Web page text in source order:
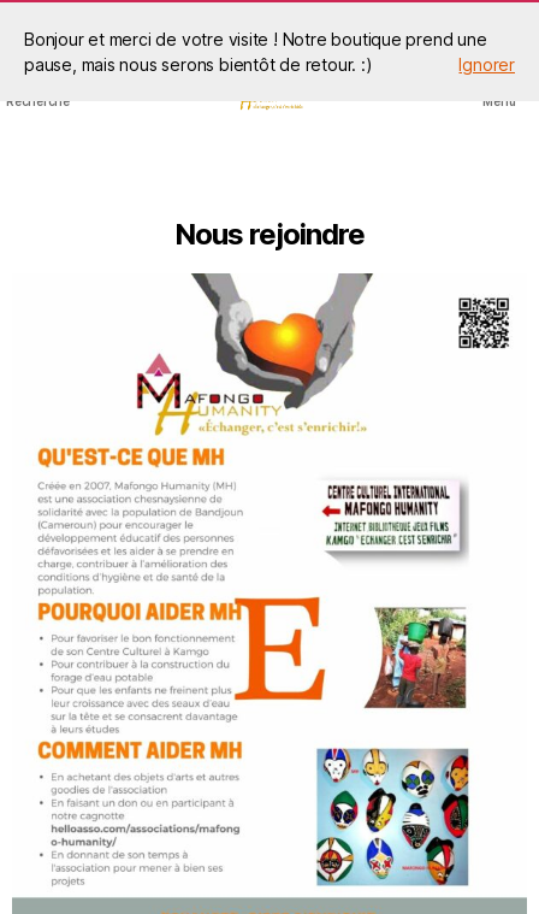
Bonjour et merci de votre visite ! Notre boutique prend une
pause, mais nous serons bientôt de retour. :)
Ignorer
Recherche Menu
Nous rejoindre